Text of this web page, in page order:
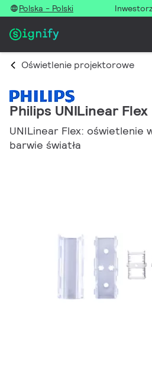
Polska - Polski
Oświetlenie projektorowe
Philips UNILinear Flex
UNILinear Flex: oświetlenie
barwie światła